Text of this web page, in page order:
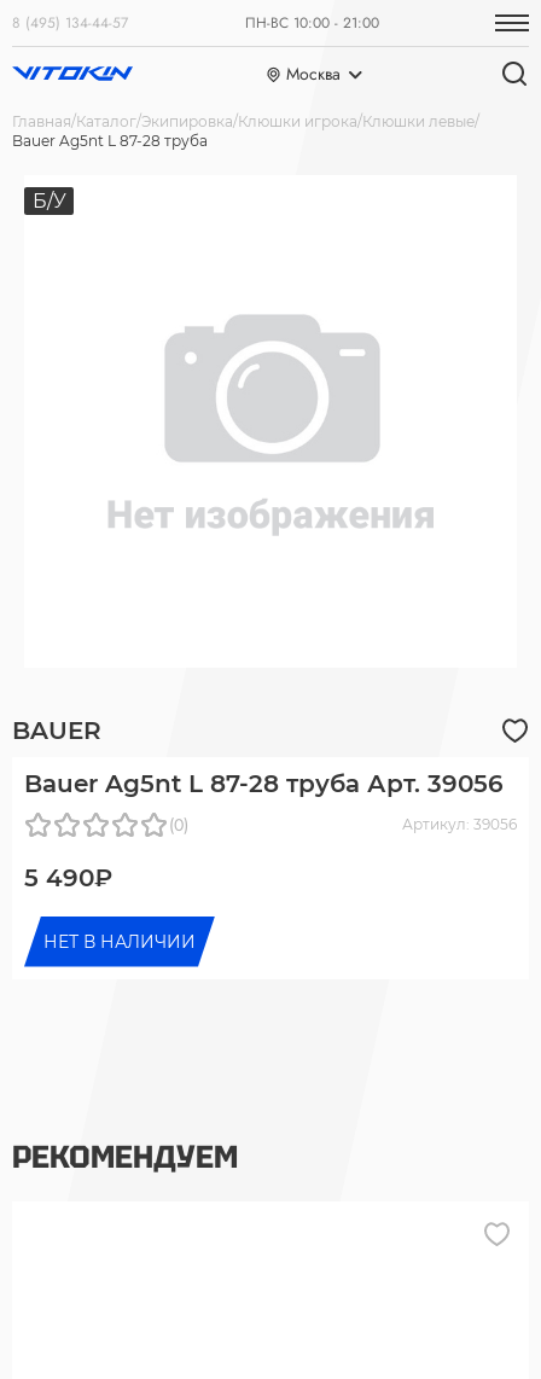
8 (495) 134-44-57 ПН-ВС 10:00 - 21:00
Москва
Главная Каталог Экипировка Клюшки игрока Клюшки левые
Bauer Ag5nt L 87-28 труба
Б/У
BAUER
Bauer Ag5nt L 87-28 труба Арт. 39056
(0) Артикул: 39056
5 490₽
НЕТ В НАЛИЧИИ
РЕКОМЕНДУЕМ